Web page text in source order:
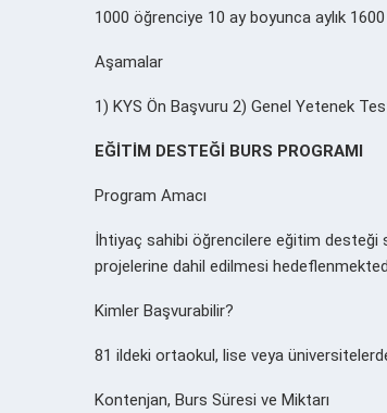
1000 öğrenciye 10 ay boyunca aylık
Aşamalar
1) KYS Ön Başvuru 2) Genel Yetenek
EĞİTİM DESTEĞİ BURS PROGRAMI
Program Amacı
İhtiyaç sahibi öğrencilere eğitim desteği
projelerine dahil edilmesi
Kimler Başvurabilir?
81 ildeki ortaokul, lise veya
Kontenjan, Burs Süresi ve Miktarı